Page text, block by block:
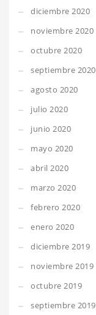
diciembre 2020
noviembre 2020
octubre 2020
septiembre 2020
agosto 2020
julio 2020
junio 2020
mayo 2020
abril 2020
marzo 2020
febrero 2020
enero 2020
diciembre 2019
noviembre 2019
octubre 2019
septiembre 2019